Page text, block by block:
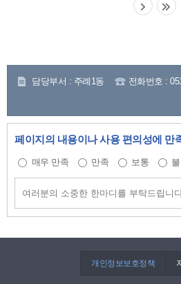
담당부서 : 주례1동
전화번호 :
페이지의 내용이나 사용 편의성에 만
매우 만족 만족 보통
개인정보보호정책